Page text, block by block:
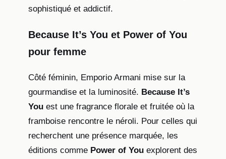
sophistiqué et addictif.
Because It’s You et Power of You
pour femme
Côté féminin, Emporio Armani mise sur la
gourmandise et la luminosité. Because It’s
You est une fragrance florale et fruitée où la
framboise rencontre le néroli. Pour celles qui
recherchent une présence marquée, les
éditions comme Power of You explorent des